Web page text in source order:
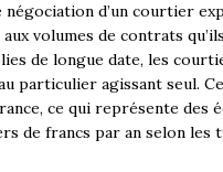
négociation d’un courtier
volumes de contrats
de longue date, les
particulier agissant seul.
ce qui représente
de francs par an selon les